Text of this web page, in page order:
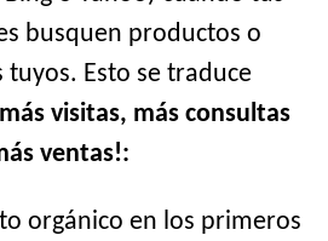
busquen productos o
tuyos. Esto se traduce
más visitas, más consultas
ventas!:
orgánico en los primeros